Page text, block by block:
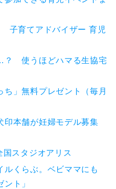
子育てアドバイザー 育児
？ 使うほどハマる生協宅
」無料プレゼント（毎月
印本舗が妊婦モデル募集
スタジオアリス
ルくらぶ。ベビママにも
ント」